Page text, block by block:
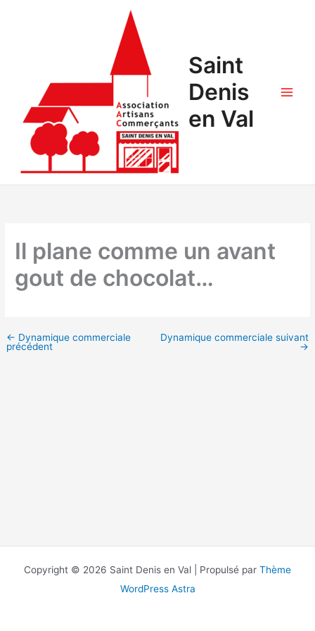
Saint
Denis
en Val
Il plane comme un avant
gout de chocolat…
← Dynamique commerciale
précédent
Dynamique commerciale suivant
→
Copyright © 2026 Saint Denis en Val | Propulsé par Thème
WordPress Astra